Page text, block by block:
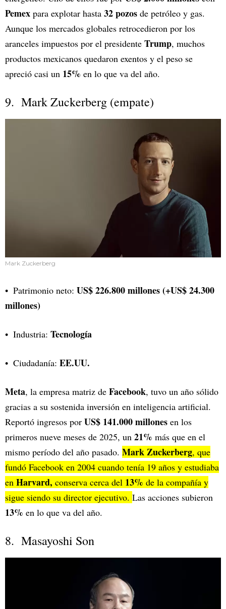
Pemex para explotar hasta 32 pozos de petróleo y gas.
Aunque los mercados globales retrocedieron por los
aranceles impuestos por el presidente Trump, muchos
productos mexicanos quedaron exentos y el peso se
apreció casi un 15% en lo que va del año.
9. Mark Zuckerberg (empate)
Mark Zuckerberg
Patrimonio neto: US$ 226.800 millones (+US$ 24.300
millones)
Industria: Tecnología
Ciudadanía: EE.UU.
Meta, la empresa matriz de Facebook, tuvo un año sólido
gracias a su sostenida inversión en inteligencia artificial.
Reportó ingresos por US$ 141.000 millones en los
primeros nueve meses de 2025, un 21% más que en el
mismo período del año pasado. Mark Zuckerberg, que
fundó Facebook en 2004 cuando tenía 19 años y estudiaba
en Harvard, conserva cerca del 13% de la compañía y
sigue siendo su director ejecutivo. Las acciones subieron
13% en lo que va del año.
8. Masayoshi Son